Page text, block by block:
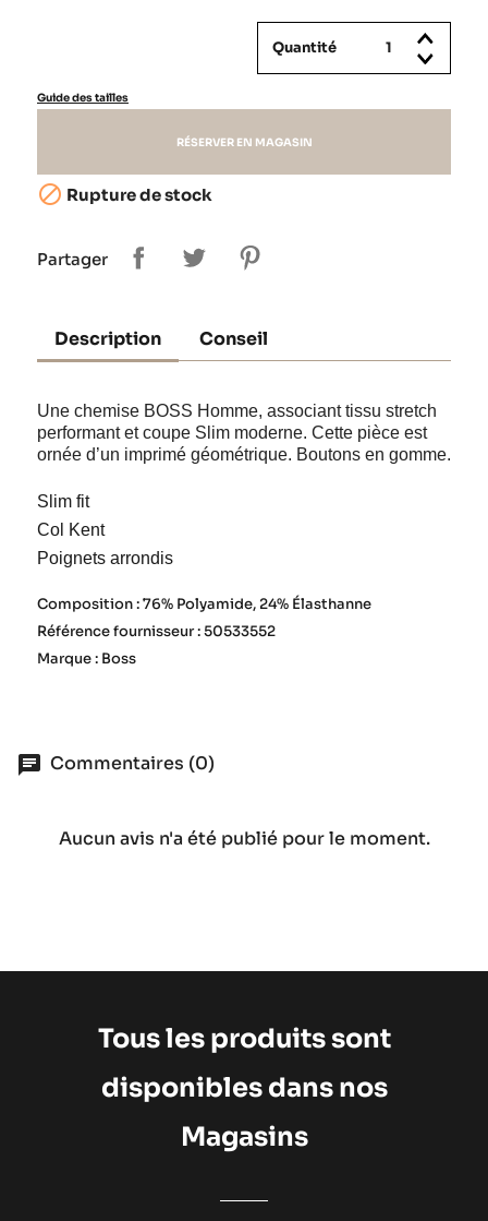
Quantité
Guide des tailles
RÉSERVER EN MAGASIN
 Rupture de stock
Partager
Description Conseil
Une chemise BOSS Homme, associant tissu stretch
performant et coupe Slim moderne. Cette pièce est
ornée d’un imprimé géométrique. Boutons en gomme.
Slim fit
Col Kent
Poignets arrondis
Composition : 76% Polyamide, 24% Élasthanne
Référence fournisseur : 50533552
Marque : Boss
Commentaires (0)
Aucun avis n'a été publié pour le moment.
Tous les produits sont
disponibles dans nos
Magasins